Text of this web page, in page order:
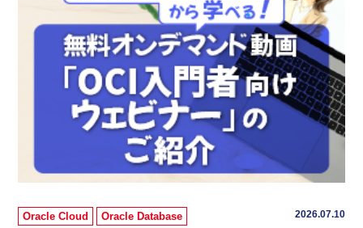
Oracle Cloud Oracle Database 2026.07.10